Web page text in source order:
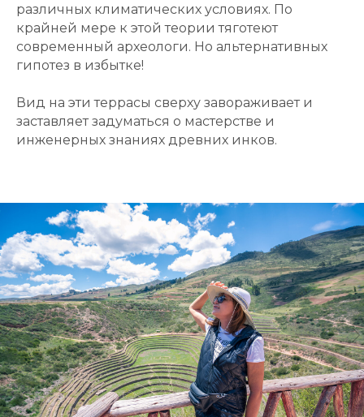
различных климатических условиях. По
крайней мере к этой теории тяготеют
современный археологи. Но альтернативных
гипотез в избытке!
Вид на эти террасы сверху завораживает и
заставляет задуматься о мастерстве и
инженерных знаниях древних инков.